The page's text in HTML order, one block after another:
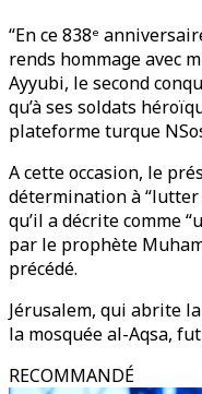
“En ce 838ᵉ
rends hommage avec
Ayyubi, le second
qu’à ses soldats
plateforme turque
A cette occasion, le
détermination à “lutter
qu’il a décrite comme
par le prophète
précédé.
Jérusalem, qui abrite
la mosquée al-Aqsa,
RECOMMANDÉ